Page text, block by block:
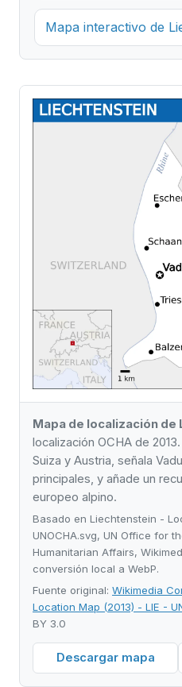
Mapa interactivo de
Mapa de localización de
localización OCHA de
Suiza y Austria, señala
principales, y añade un
europeo alpino.
Basado en Liechtenstein -
UNOCHA.svg, UN Office for
Humanitarian Affairs,
conversión local a WebP.
Fuente original: Wikimedia
Location Map (2013) - LIE -
BY 3.0
Descargar mapa